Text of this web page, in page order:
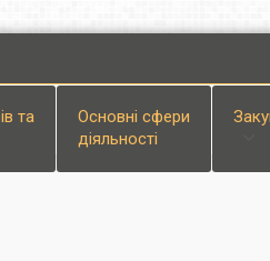
та
Основні сфери
діяльності